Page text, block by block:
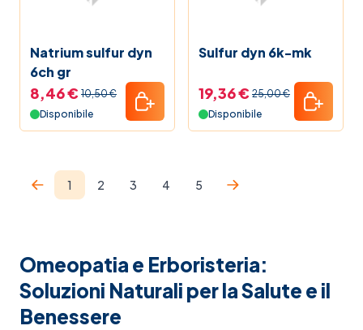
Natrium sulfur dyn
6ch gr
8,46 € 10,50 €
Disponibile
Sulfur dyn 6k-mk
19,36 € 25,00 €
Disponibile
Attualmente stai leggendo la pagina
1 Pagina
2 Pagina
3 Pagina
4 Pagina
5
Omeopatia e Erboristeria:
Soluzioni Naturali per la Salute e il
Benessere